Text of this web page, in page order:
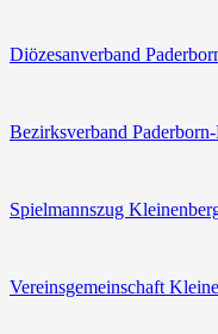
Diözesanverband
Bezirksverband
Spielmannszug
Vereinsgemeinschaft